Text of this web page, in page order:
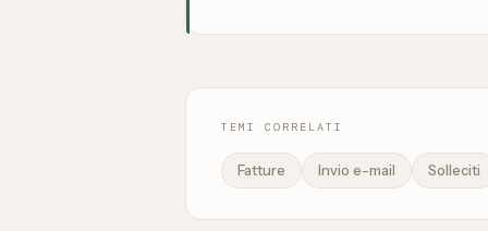
TEMI CORRELATI
Fatture Invio e-mail Solleciti